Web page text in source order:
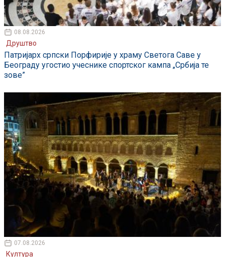
08.08.2026
Друштво
Патријарх српски Порфирије у храму Светога Саве у
Београду угостио учеснике спортског кампа „Србија те
зове”
07.08.2026
Култура